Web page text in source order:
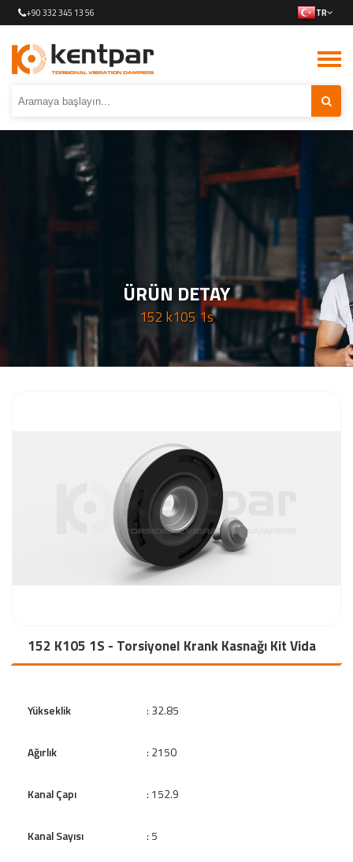
+90 332 345 13 56 TR
ÜRÜN DETAY
152 k105 1s
152 K105 1S - Torsiyonel Krank Kasnağı Kit Vida
Yükseklik : 32.85
Ağırlık : 2150
Kanal Çapı : 152.9
Kanal Sayısı : 5